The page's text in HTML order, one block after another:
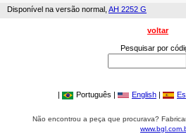
Disponível na versão normal, AH 2252 G
voltar
Pesquisar por
| Português | English |
Não encontrou a peça que procurava?